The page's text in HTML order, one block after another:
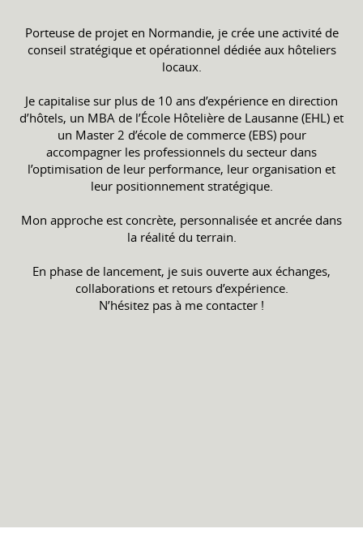
Porteuse de projet en Normandie, je crée une activité de
conseil stratégique et opérationnel dédiée aux hôteliers
locaux.
Je capitalise sur plus de 10 ans d’expérience en direction
d’hôtels, un MBA de l’École Hôtelière de Lausanne (EHL) et
un Master 2 d’école de commerce (EBS) pour
accompagner les professionnels du secteur dans
l’optimisation de leur performance, leur organisation et
leur positionnement stratégique.
Mon approche est concrète, personnalisée et ancrée dans
la réalité du terrain.
En phase de lancement, je suis ouverte aux échanges,
collaborations et retours d’expérience.
N’hésitez pas à me contacter !